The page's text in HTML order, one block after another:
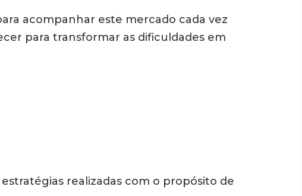
acompanhar este mercado cada vez
para transformar as dificuldades em
realizadas com o propósito de